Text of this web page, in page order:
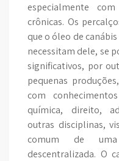
especialmente
crônicas. Os
que o óleo de
necessitam dele, se
significativos, por
pequenas
com
química, direito,
outras disciplinas,
comum de
descentralizada. O